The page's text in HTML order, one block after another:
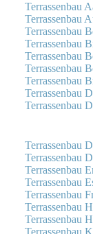
Terrassenbau
Terrassenbau
Terrassenbau
Terrassenbau
Terrassenbau
Terrassenbau
Terrassenbau
Terrassenbau
Terrassenbau
Terrassenbau
Terrassenbau
Terrassenbau
Terrassenbau
Terrassenbau
Terrassenbau
Terrassenbau